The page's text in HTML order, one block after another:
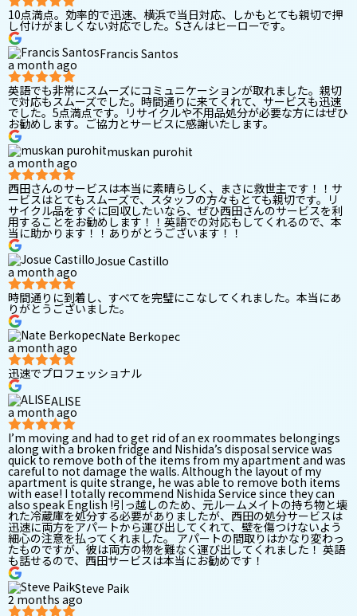
10点満点。効率的で迅速、横浜で当日対応、しかもとても親切で押
し付けがましくない対応でした。Sさんはヒーローです。
Francis Santos
a month ago
英語でも非常にスムーズにコミュニケーションが取れました。親切
で対応もスムーズでした。時間通りに来てくれて、サービスも迅速
でした。5点満点です。リサイクルや不用品処分が必要な方にはぜひ
お勧めします。ご協力とサービスに感謝いたします。
muskan purohit
a month ago
西田さんのサービスは本当に素晴らしく、まさに救世主です！！サ
ービスはとてもスムーズで、スタッフの方々もとても親切です。リ
サイクル品をすぐに回収したいなら、ぜひ西田さんのサービスを利
用することをお勧めします！！英語での対応もしてくれるので、本
当に助かります！！ありがとうございます！！
Josue Castillo
a month ago
時間通りに到着し、すべてを完璧にこなしてくれました。本当にあ
りがとうございました。
Nate Berkopec
a month ago
迅速でプロフェッショナル
ALISE
a month ago
I’m moving and had to get rid of an ex roommates belongings
along with a broken fridge and Nishida’s disposal service was
quick to remove both of the items from my apartment and was
careful to not damage the walls. Although the layout of my
apartment is quite strange, he was able to remove both items
with ease! I totally recommend Nishida Service since they can
also speak English !引っ越しのため、元ルームメイトの持ち物と壊
れた冷蔵庫を処分する必要がありましたが、西田の処分サービスは
迅速に両方をアパートから運び出してくれて、壁を傷つけないよう
細心の注意を払ってくれました。 アパートの間取りはかなり変わっ
たものですが、彼は両方の物を難なく運び出してくれました！ 英語
も話せるので、西田サービスは本当にお勧めです！
Steve Paik
2 months ago